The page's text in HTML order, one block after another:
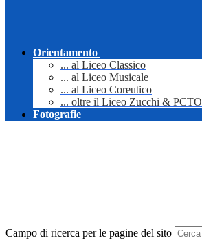
Orientamento
... al Liceo Classico
... al Liceo Musicale
... al Liceo Coreutico
... oltre il Liceo Zucchi & PCTO
Fotografie
Campo di ricerca per le pagine del sito